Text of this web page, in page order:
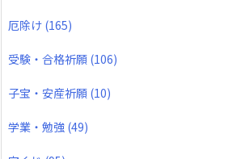
厄除け (165)
受験・合格祈願 (106)
子宝・安産祈願 (10)
学業・勉強 (49)